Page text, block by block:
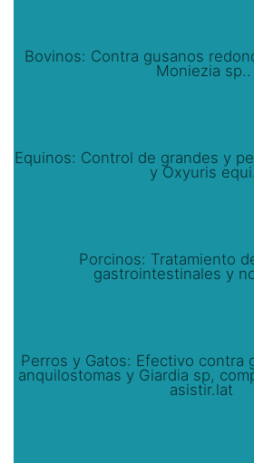
Bovinos: Contra gusanos
Moniezia sp..
Equinos: Control de grandes y
y Oxyuris equi.
Porcinos: Tratamiento
gastrointestinales y
Perros y Gatos: Efectivo contra
anquilostomas y Giardia sp,
asistir.lat